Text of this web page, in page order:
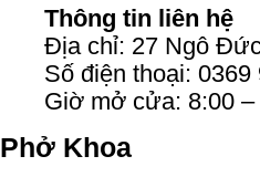
Thông tin liên hệ
Địa chỉ: 27 Ngô
Số điện thoại: 0369
Giờ mở cửa: 8:00 –
Phở Khoa